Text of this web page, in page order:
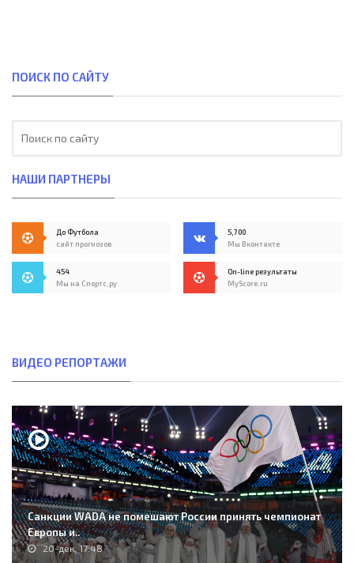
ПОИСК ПО САЙТУ
НАШИ ПАРТНЕРЫ
До Футбола
сайт прогнозов
5,700
Мы Вконтакте
454
Мы на Спортс.ру
On-line результаты
MyScore.ru
ВИДЕО РЕПОРТАЖИ
Санкции WADA не помешают России принять чемпионат
Европы и..
20-дек, 17:48